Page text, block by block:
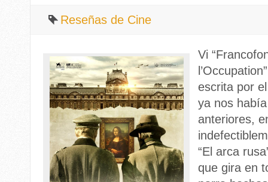
Reseñas de Cine
Vi “
escrita por
ya nos
anteriores,
“El arca
que gira en